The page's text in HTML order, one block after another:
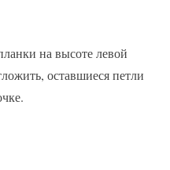
на высоте левой
оставшиеся петли